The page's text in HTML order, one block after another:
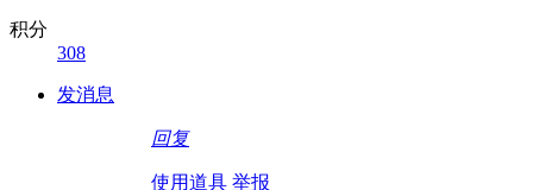
积分
308
发消息
回复
使用道具 举报